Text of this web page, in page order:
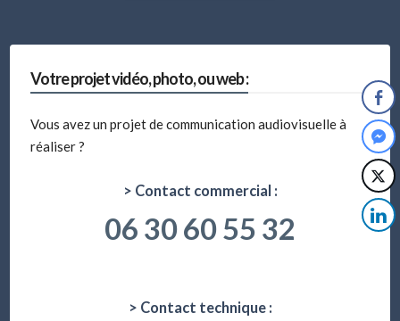
Votre projet vidéo, photo, ou web :
Vous avez un projet de communication audiovisuelle à
réaliser ?
> Contact commercial :
06 30 60 55 32
> Contact technique :